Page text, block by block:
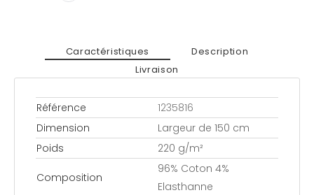
Caractéristiques
Description
Livraison
Référence
1235816
Dimension
Largeur de 150 cm
Poids
220 g/m²
Composition
96% Coton 4%
Elasthanne